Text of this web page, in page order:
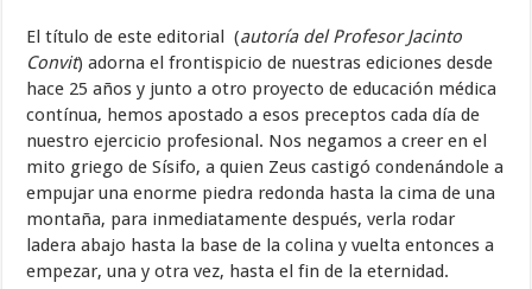
El título de este editorial (autoría del Profesor Jacinto
Convit) adorna el frontispicio de nuestras ediciones desde
hace 25 años y junto a otro proyecto de educación médica
contínua, hemos apostado a esos preceptos cada día de
nuestro ejercicio profesional. Nos negamos a creer en el
mito griego de Sísifo, a quien Zeus castigó condenándole a
empujar una enorme piedra redonda hasta la cima de una
montaña, para inmediatamente después, verla rodar
ladera abajo hasta la base de la colina y vuelta entonces a
empezar, una y otra vez, hasta el fin de la eternidad.